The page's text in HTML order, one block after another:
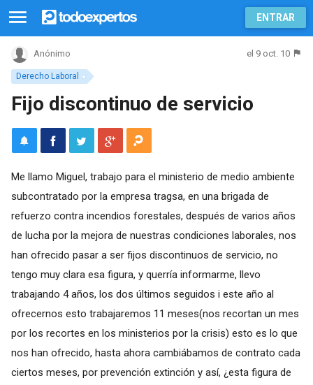
ENTRAR
Derecho Laboral
Anónimo el 9 oct. 10
Fijo discontinuo de servicio
Me llamo Miguel, trabajo para el ministerio de medio ambiente
subcontratado por la empresa tragsa, en una brigada de
refuerzo contra incendios forestales, después de varios años
de lucha por la mejora de nuestras condiciones laborales, nos
han ofrecido pasar a ser fijos discontinuos de servicio, no
tengo muy clara esa figura, y querría informarme, llevo
trabajando 4 años, los dos últimos seguidos i este año al
ofrecernos esto trabajaremos 11 meses(nos recortan un mes
por los recortes en los ministerios por la crisis) esto es lo que
nos han ofrecido, hasta ahora cambiábamos de contrato cada
ciertos meses, por prevención extinción y así, ¿esta figura de